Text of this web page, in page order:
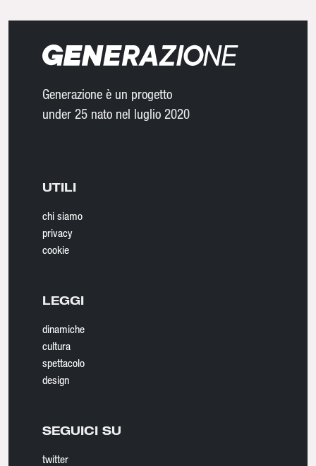
Generazione è un progetto
under 25 nato nel luglio 2020
UTILI
chi siamo
privacy
cookie
LEGGI
dinamiche
cultura
spettacolo
design
SEGUICI SU
twitter